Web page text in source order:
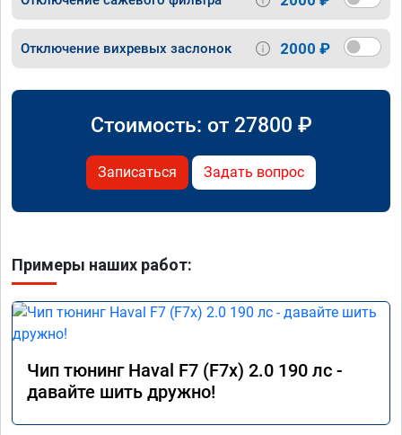
Отключение вихревых заслонок 2000 ₽
Стоимость: от 27800 ₽
Записаться Задать вопрос
Примеры наших работ:
Чип тюнинг Haval F7 (F7x) 2.0 190 лс -
давайте шить дружно!